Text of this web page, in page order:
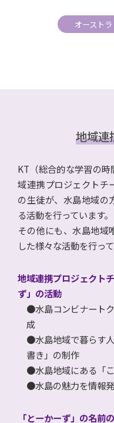
オースト
地域連
KT（総合的な学習の
域連携プロジェクトチ
の生徒が、水島地域の
る活動を行っています。
その他にも、水島地域
した様々な活動を行って
地域連携プロジェクト
ず」の活動
水島コンビナート
成
水島地域で暮らす
書き」の制作
水島地域にある「
水島の魅力を情報
「とーかーず」の名前